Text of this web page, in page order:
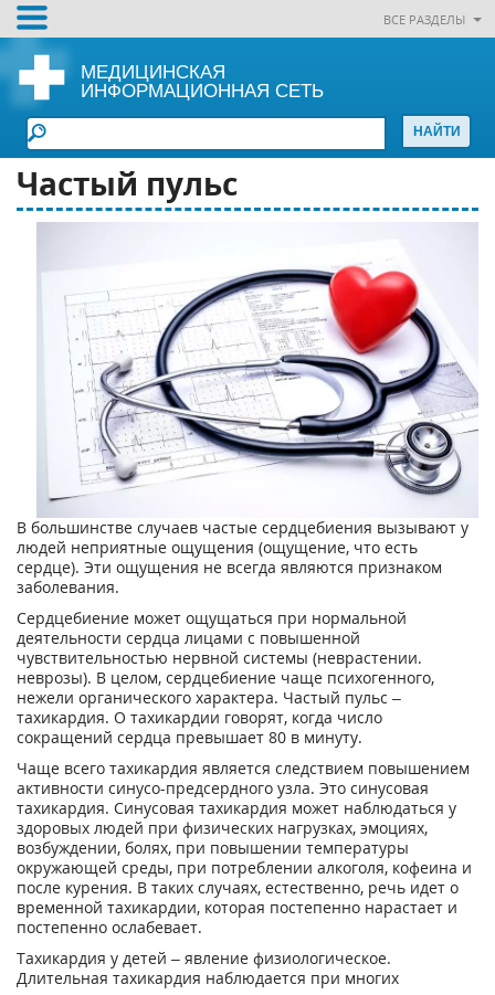
ВСЕ РАЗДЕЛЫ
МЕДИЦИНСКАЯ
ИНФОРМАЦИОННАЯ СЕТЬ
Частый пульс
В большинстве случаев частые сердцебиения вызывают у
людей неприятные ощущения (ощущение, что есть
сердце). Эти ощущения не всегда являются признаком
заболевания.
Сердцебиение может ощущаться при нормальной
деятельности сердца лицами с повышенной
чувствительностью нервной системы (неврастении.
неврозы). В целом, сердцебиение чаще психогенного,
нежели органического характера. Частый пульс –
тахикардия. О тахикардии говорят, когда число
сокращений сердца превышает 80 в минуту.
Чаще всего тахикардия является следствием повышением
активности синусо-предсердного узла. Это синусовая
тахикардия. Синусовая тахикардия может наблюдаться у
здоровых людей при физических нагрузках, эмоциях,
возбуждении, болях, при повышении температуры
окружающей среды, при потреблении алкоголя, кофеина и
после курения. В таких случаях, естественно, речь идет о
временной тахикардии, которая постепенно нарастает и
постепенно ослабевает.
Тахикардия у детей – явление физиологическое.
Длительная тахикардия наблюдается при многих